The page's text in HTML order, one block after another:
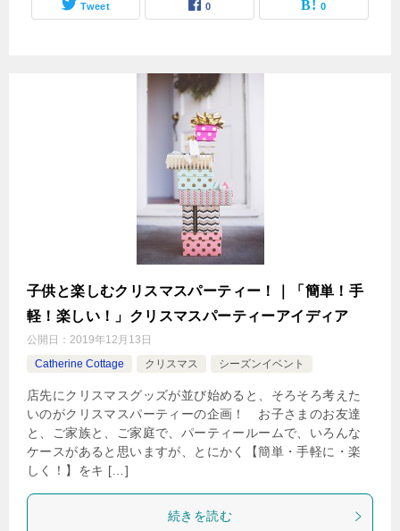
Tweet 0 0
子供と楽しむクリスマスパーティー！｜「簡単！手
軽！楽しい！」クリスマスパーティーアイディア
公開日： 2019年12月13日
Catherine Cottage
クリスマス シーズンイベント
店先にクリスマスグッズが並び始めると、そろそろ考えた
いのがクリスマスパーティーの企画！ お子さまのお友達
と、ご家族と、ご家庭で、パーティールームで、いろんな
ケースがあると思いますが、とにかく【簡単・手軽に・楽
しく！】をキ […]
続きを読む